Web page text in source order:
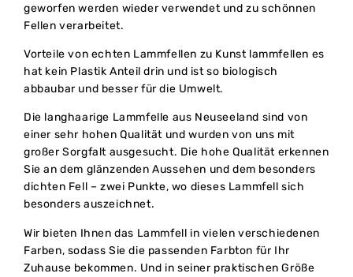
geworfen werden wieder verwendet und zu schönnen
Fellen verarbeitet.
Vorteile von echten Lammfellen zu Kunst lammfellen es
hat kein Plastik Anteil drin und ist so biologisch
abbaubar und besser für die Umwelt.
Die langhaarige Lammfelle aus Neuseeland sind von
einer sehr hohen Qualität und wurden von uns mit
großer Sorgfalt ausgesucht. Die hohe Qualität erkennen
Sie an dem glänzenden Aussehen und dem besonders
dichten Fell – zwei Punkte, wo dieses Lammfell sich
besonders auszeichnet.
Wir bieten Ihnen das Lammfell in vielen verschiedenen
Farben, sodass Sie die passenden Farbton für Ihr
Zuhause bekommen. Und in seiner praktischen Größe